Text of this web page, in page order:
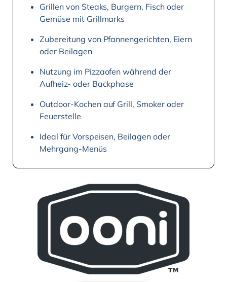
Grillen von Steaks, Burgern, Fisch oder
Gemüse mit Grillmarks
Zubereitung von Pfannengerichten, Eiern
oder Beilagen
Nutzung im Pizzaofen während der
Aufheiz- oder Backphase
Outdoor-Kochen auf Grill, Smoker oder
Feuerstelle
Ideal für Vorspeisen, Beilagen oder
Mehrgang-Menüs